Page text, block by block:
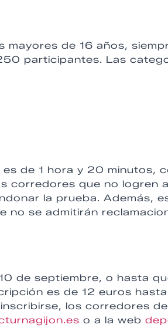
de 16 años,
participantes. Las
de 1 hora y 20 minutos,
corredores que no logren
la prueba. Además,
no se admitirán
de septiembre, o hasta
es de 12 euros
los corredores
o a la web